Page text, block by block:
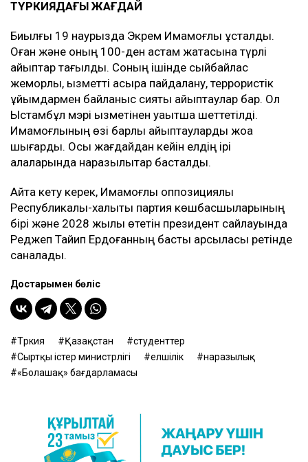
ТҮРКИЯДАҒЫ ЖАҒДАЙ
Биылғы 19 наурызда Экрем Имамоғлы ұсталды.
Оған және оның 100-ден астам жақтасына түрлі
айыптар тағылды. Соның ішінде сыйбайлас
жемқорлық, қызметті асыра пайдалану, террористік
ұйымдармен байланыс сияқты айыптаулар бар. Ол
Ыстамбұл мэрі қызметінен уақытша шеттетілді.
Имамоғлының өзі барлық айыптауларды жоққа
шығарды. Осы жағдайдан кейін елдің ірі
қалаларында наразылықтар басталды.
Айта кету керек, Имамоғлы оппозициялық
Республикалық-халықтық партия көшбасшыларының
бірі және 2028 жылы өтетін президент сайлауында
Реджеп Тайип Ердоғанның басты қарсыласы ретінде
саналады.
Достарыңмен бөліс
Түркия Қазақстан
студенттер
Сыртқы істер министрлігі
елшілік
наразылық
«Болашақ» бағдарламасы